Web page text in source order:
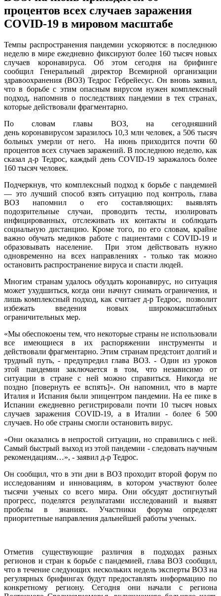
процентов всех случаев заражения
СOVID-19 в мировом масштабе
Темпы распространения пандемии ускоряются: в последнюю
неделю в мире ежедневно фиксируют более 160 тысяч новых
случаев коронавируса. Об этом сегодня на брифинге
сообщил Генеральный директор Всемирной организации
здравоохранения (ВОЗ) Тедрос Гебрейесус. Он вновь заявил,
что в борьбе с этим опасным вирусом нужен комплексный
подход, напомнив о последствиях пандемии в тех странах,
которые действовали фрагментарно.
По словам главы ВОЗ, на сегодняшний
день коронавирусом заразилось 10,3 млн человек, а 506 тысяч
больных умерли от него. На июнь приходится почти 60
процентов всех случаев заражений. В последнюю неделю, как
сказал д-р Тедрос, каждый день СOVID-19 заражалось более
160 тысяч человек.
Подчеркнув, что комплексный подход к борьбе с пандемией
— это лучший способ взять ситуацию под контроль, глава
ВОЗ напомнил о его составляющих: выявлять
подозрительные случаи, проводить тесты, изолировать
инфицированных, отслеживать их контакты и соблюдать
социальную дистанцию. Кроме того, по его словам, крайне
важно обучать медиков работе с пациентами с СOVID-19 и
образовывать население. При этом действовать нужно
одновременно на всех направлениях - только так можно
остановить распространение вируса и спасти людей.
Многим странам удалось обуздать коронавирус, но ситуация
может ухудшиться, когда они начнут снимать ограничения, и
лишь комплексный подход, как считает д-р Тедрос, позволит
избежать введения новых широкомасштабных
ограничительных мер.
«Мы обеспокоены тем, что некоторые страны не использовали
все имеющиеся в их распоряжении инструменты и
действовали фрагментарно. Этим странам предстоит долгий и
трудный путь, - предупредил глава ВОЗ. - Один из уроков
этой пандемии заключается в том, что независимо от
ситуации в стране с ней можно справиться. Никогда не
поздно [повернуть ее вспять]». Он напомнил, что в марте
Италия и Испания были эпицентром пандемии. На ее пике в
Испании ежедневно регистрировали почти 10 тысяч новых
случаев заражения СOVID-19, а в Италии - более 6 500
случаев. Но обе страны смогли остановить вирус.
«Они оказались в непростой ситуации, но справились с ней.
Самый быстрый выход из этой пандемии - следовать научным
рекомендациям…», - заявил д-р Тедрос.
Он сообщил, что в эти дни в ВОЗ проходит второй форум по
исследованиям и инновациям, в котором участвуют более
тысячи ученых со всего мира. Они обсудят достигнутый
прогресс, поделятся результатами исследований и выявят
пробелы в знаниях. Участники форума определят
приоритетные направления дальнейшей работы ученых.
Отметив существующие различия в подходах разных
регионов и стран к борьбе с пандемией, глава ВОЗ сообщил,
что в течение следующих нескольких недель эксперты ВОЗ на
регулярных брифингах будут предоставлять информацию по
конкретному региону. Сегодня они начали с региона